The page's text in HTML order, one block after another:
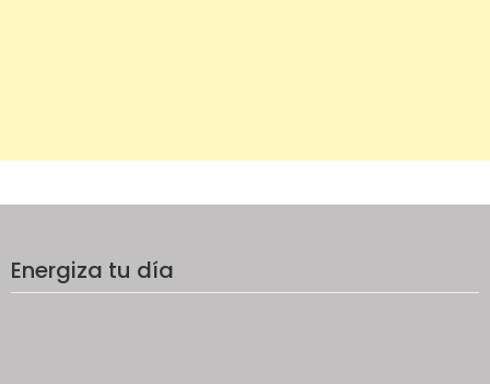
Energiza tu día